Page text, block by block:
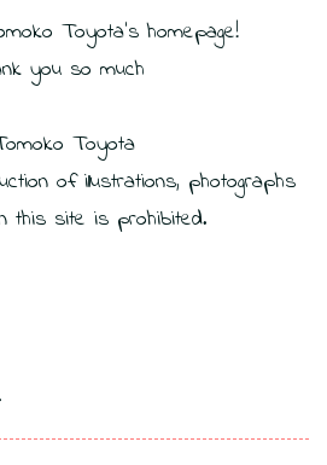
Toyota’s homepage!
you so much
Toyota
of illustrations, photographs
this site is prohibited.